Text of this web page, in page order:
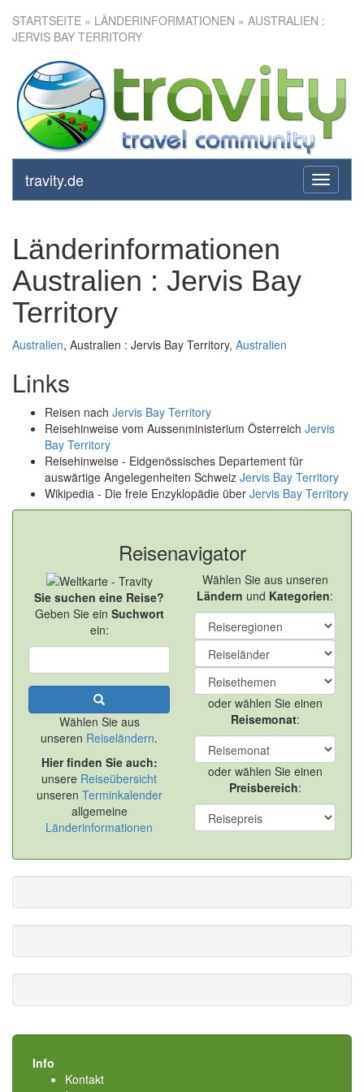
STARTSEITE » LÄNDERINFORMATIONEN » AUSTRALIEN :
JERVIS BAY TERRITORY
toggle
travity.de
Länderinformationen
Australien : Jervis Bay
Territory
Australien, Australien : Jervis Bay Territory, Australien
Links
Reisen nach Jervis Bay Territory
Reisehinweise vom Aussenministerium Österreich Jervis
Bay Territory
Reisehinweise - Eidgenössisches Departement für
auswärtige Angelegenheiten Schweiz Jervis Bay Territory
Wikipedia - Die freie Enzyklopädie über Jervis Bay Territory
Reisenavigator
Sie suchen eine Reise?
Geben Sie ein Suchwort
ein:
Wählen Sie aus
unseren Reiseländern.
Hier finden Sie auch:
unsere Reiseübersicht
unseren Terminkalender
allgemeine
Länderinformationen
Wählen Sie aus unseren
Ländern und Kategorien:
oder wählen Sie einen
Reisemonat:
oder wählen Sie einen
Preisbereich:
Info
Kontakt